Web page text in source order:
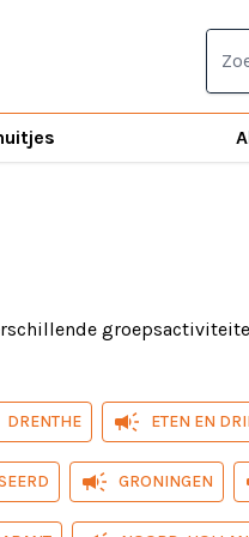
DRENTHE campaign ETEN EN
campaign GRONINGEN